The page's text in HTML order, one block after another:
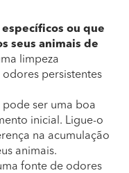
ou que
seus animais de
limpeza
persistentes
pode ser uma boa
inicial. Ligue-o
na acumulação
animais.
fonte de odores